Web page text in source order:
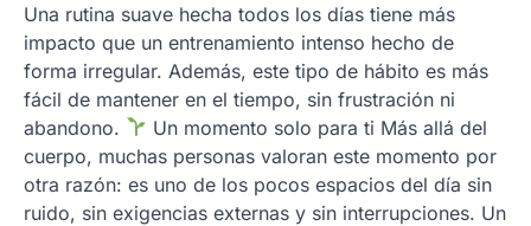
Una rutina suave hecha todos los días tiene más
impacto que un entrenamiento intenso hecho de
forma irregular. Además, este tipo de hábito es más
fácil de mantener en el tiempo, sin frustración ni
abandono.
Un momento solo para ti Más allá del
cuerpo, muchas personas valoran este momento por
otra razón: es uno de los pocos espacios del día sin
ruido, sin exigencias externas y sin interrupciones. Un